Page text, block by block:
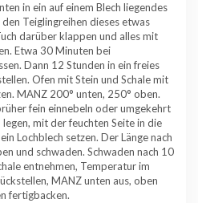
in ein auf einem Blech liegendes
Teiglingreihen dieses etwas
darüber klappen und alles mit
Etwa 30 Minuten bei
Dann 12 Stunden in ein freies
Ofen mit Stein und Schale mit
MANZ 200° unten, 250° oben.
fein einnebeln oder umgekehrt
mit der feuchten Seite in die
Lochblech setzen. Der Länge nach
und schwaden. Schwaden nach 10
entnehmen, Temperatur im
MANZ unten aus, oben
fertigbacken.